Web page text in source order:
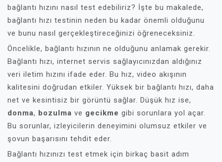
bağlantı hızını nasıl test edebiliriz? İşte bu makalede,
bağlantı hızı testinin neden bu kadar önemli olduğunu
ve bunu nasıl gerçekleştireceğinizi öğreneceksiniz.
Öncelikle, bağlantı hızının ne olduğunu anlamak gerekir.
Bağlantı hızı, internet servis sağlayıcınızdan aldığınız
veri iletim hızını ifade eder. Bu hız, video akışının
kalitesini doğrudan etkiler. Yüksek bir bağlantı hızı, daha
net ve kesintisiz bir görüntü sağlar. Düşük hız ise,
donma, bozulma ve gecikme gibi sorunlara yol açar.
Bu sorunlar, izleyicilerin deneyimini olumsuz etkiler ve
şovun başarısını tehdit eder.
Bağlantı hızınızı test etmek için birkaç basit adım